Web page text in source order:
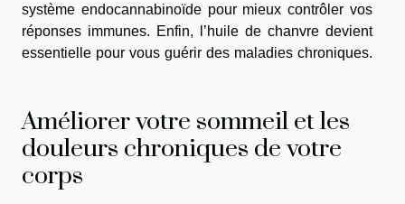
système endocannabinoïde pour mieux contrôler vos
réponses immunes. Enfin, l’huile de chanvre devient
essentielle pour vous guérir des maladies chroniques.
Améliorer votre sommeil et les
douleurs chroniques de votre
corps